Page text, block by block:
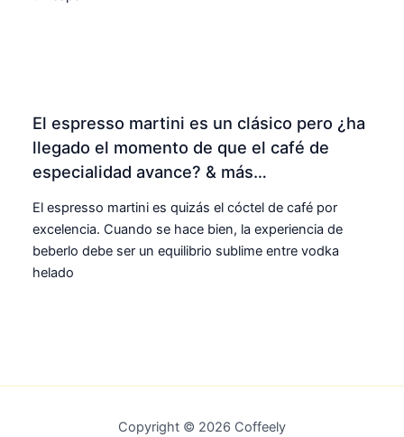
El espresso martini es un clásico pero ¿ha
llegado el momento de que el café de
especialidad avance? & más…
El espresso martini es quizás el cóctel de café por
excelencia. Cuando se hace bien, la experiencia de
beberlo debe ser un equilibrio sublime entre vodka
helado
Copyright © 2026 Coffeely